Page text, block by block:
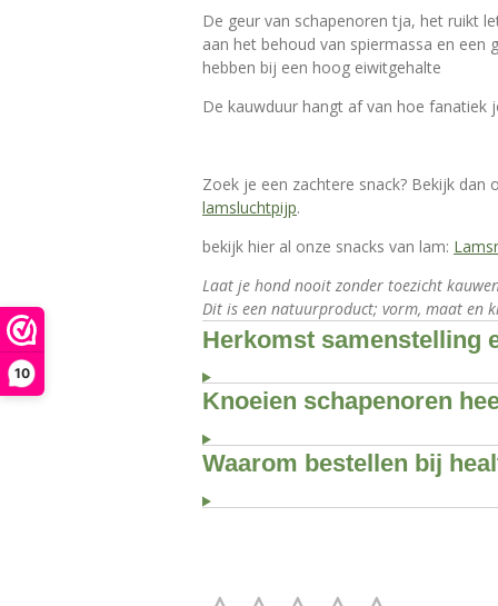
10
De geur van schapenoren tja, het ruikt
aan het behoud van spiermassa en
hebben bij een hoog eiwitgehalte
De kauwduur hangt af van hoe fanatiek
Zoek je een zachtere snack? Bekijk dan
lamsluchtpijp.
bekijk hier al onze snacks van lam:
Laat je hond nooit zonder toezicht
Dit is een natuurproduct; vorm, maat en
Herkomst samenstelling
Knoeien schapenoren
Waarom bestellen bij